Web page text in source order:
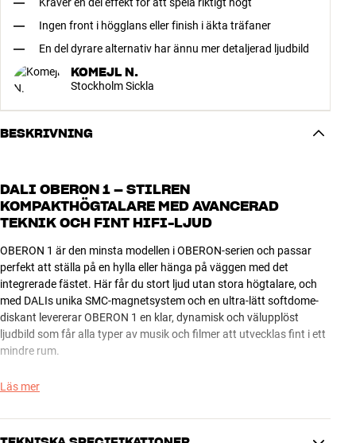
Ingen front i högglans eller finish i äkta träfaner
En del dyrare alternativ har ännu mer detaljerad ljudbild
KOMEJL N.
Stockholm Sickla
BESKRIVNING
DALI OBERON 1 – STILREN
KOMPAKTHÖGTALARE MED AVANCERAD
TEKNIK OCH FINT HIFI-LJUD
OBERON 1 är den minsta modellen i OBERON-serien och passar
perfekt att ställa på en hylla eller hänga på väggen med det
integrerade fästet. Här får du stort ljud utan stora högtalare, och
med DALIs unika SMC-magnetsystem och en ultra-lätt softdome-
diskant levererar OBERON 1 en klar, dynamisk och välupplöst
ljudbild som får alla typer av musik och filmer att utvecklas fint i ett
mindre rum.
OBERON 1 är en kvalitetsprodukt på alla sätt och vis, och kommer
Utförandet håller hög klass med elegant rundat frontskydd i tyg,
och precis som de andra högtalarna i OBERON-serien kommer
Läs mer